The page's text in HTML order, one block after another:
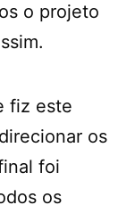
o projeto
fiz este
os
foi
os